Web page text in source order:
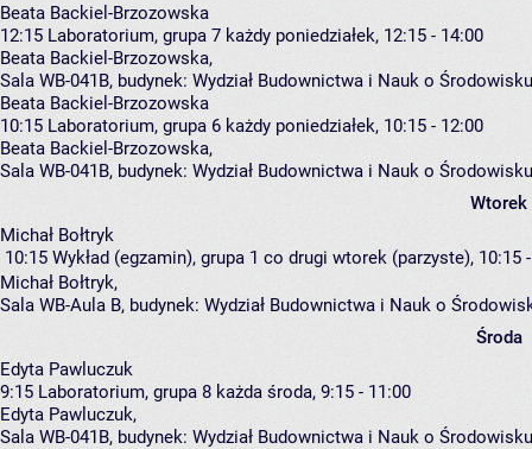
Beata Backiel-Brzozowska
12:15 Laboratorium, grupa 7 każdy poniedziałek, 12:15 - 14:00
Beata Backiel-Brzozowska,
Sala WB-041B, budynek: Wydział Budownictwa i Nauk o
Beata Backiel-Brzozowska
10:15 Laboratorium, grupa 6 każdy poniedziałek, 10:15 - 12:00
Beata Backiel-Brzozowska,
Sala WB-041B, budynek: Wydział Budownictwa i Nauk o
Wtorek
Michał Bołtryk
10:15 Wykład (egzamin), grupa 1 co drugi wtorek (parzyste), 10:15
Michał Bołtryk,
Sala WB-Aula B, budynek: Wydział Budownictwa i Nauk o
Środa
Edyta Pawluczuk
9:15 Laboratorium, grupa 8 każda środa, 9:15 - 11:00
Edyta Pawluczuk,
Sala WB-041B, budynek: Wydział Budownictwa i Nauk o